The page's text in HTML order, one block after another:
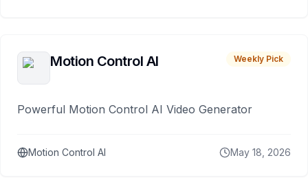
Motion Control AI Weekly Pick
Powerful Motion Control AI Video Generator
Motion Control AI May 18, 2026